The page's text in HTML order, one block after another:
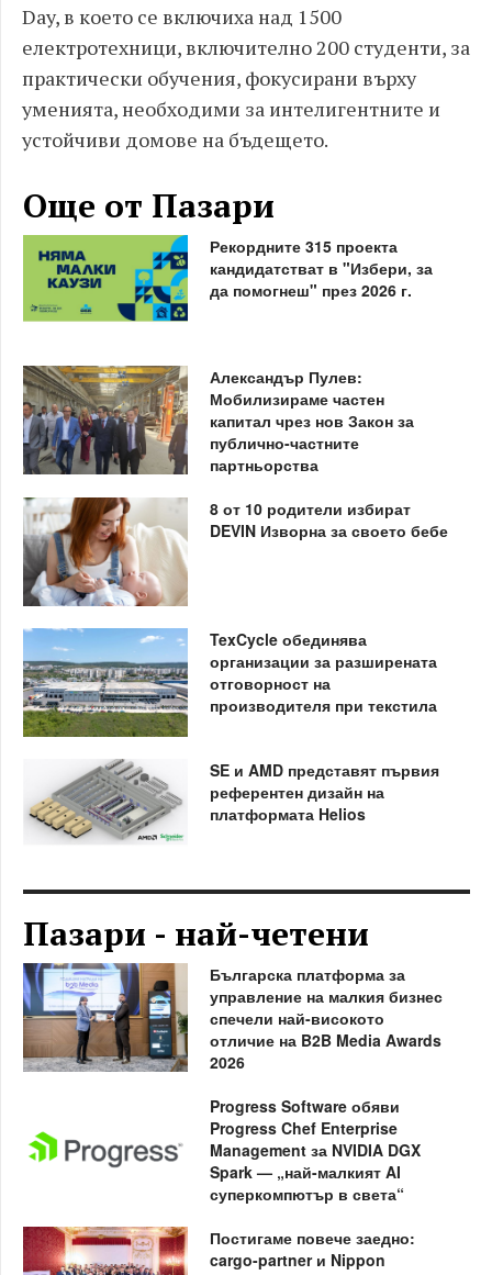
Day, в което се включиха над 1500
електротехници, включително 200 студенти, за
практически обучения, фокусирани върху
уменията, необходими за интелигентните и
устойчиви домове на бъдещето.
Още от Пазари
Рекордните 315 проекта
кандидатстват в "Избери, за
да помогнеш" през 2026 г.
Александър Пулев:
Мобилизираме частен
капитал чрез нов Закон за
публично-частните
партньорства
8 от 10 родители избират
DEVIN Изворна за своето бебе
TexCycle обединява
организации за разширената
отговорност на
производителя при текстила
SE и AMD представят първия
референтен дизайн на
платформата Helios
Пазари - най-четени
Българска платформа за
управление на малкия бизнес
спечели най-високото
отличие на B2B Media Awards
2026
Progress Software обяви
Progress Chef Enterprise
Management за NVIDIA DGX
Spark — „най-малкият AI
суперкомпютър в света“
Постигаме повече заедно:
cargo-partner и Nippon